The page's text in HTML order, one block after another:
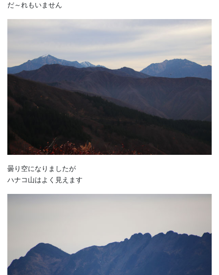
だ～れもいません
曇り空になりましたが
ハナコ山はよく見えます